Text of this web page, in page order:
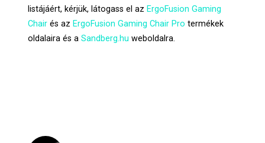
listájáért, kérjük, látogass el az ErgoFusion Gaming
Chair és az ErgoFusion Gaming Chair Pro termékek
oldalaira és aSandberg.hu weboldalra.